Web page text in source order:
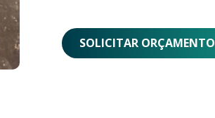
SOLICITAR ORÇAMENTO